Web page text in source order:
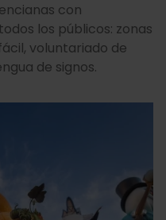
con
los públicos: zonas
voluntariado de
de signos.